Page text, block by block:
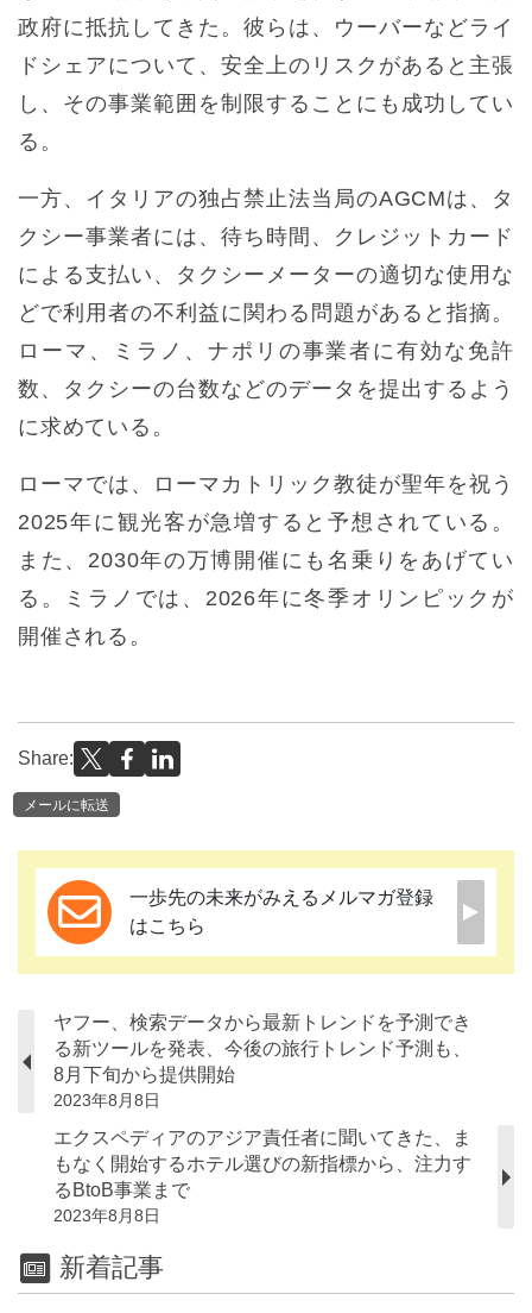
政府に抵抗してきた。彼らは、ウーバーなどライ
ドシェアについて、安全上のリスクがあると主張
し、その事業範囲を制限することにも成功してい
る。
一方、イタリアの独占禁止法当局のAGCMは、タ
クシー事業者には、待ち時間、クレジットカード
による支払い、タクシーメーターの適切な使用な
どで利用者の不利益に関わる問題があると指摘。
ローマ、ミラノ、ナポリの事業者に有効な免許
数、タクシーの台数などのデータを提出するよう
に求めている。
ローマでは、ローマカトリック教徒が聖年を祝う
2025年に観光客が急増すると予想されている。
また、2030年の万博開催にも名乗りをあげてい
る。ミラノでは、2026年に冬季オリンピックが
開催される。
Share:
メールに転送
一歩先の未来がみえるメルマガ登録
はこちら
ヤフー、検索データから最新トレンドを予測でき
る新ツールを発表、今後の旅行トレンド予測も、
8月下旬から提供開始
2023年8月8日
エクスペディアのアジア責任者に聞いてきた、ま
もなく開始するホテル選びの新指標から、注力す
るBtoB事業まで
2023年8月8日
新着記事